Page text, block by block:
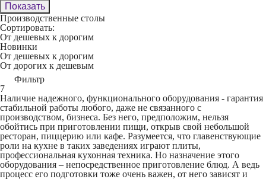
Показать
Производственные столы
Сортировать:
От дешевых к дорогим
Новинки
От дешевых к дорогим
От дорогих к дешевым
Фильтр
7
Наличие надежного, функционального оборудования - гарантия
стабильной работы любого, даже не связанного с
производством, бизнеса. Без него, предположим, нельзя
обойтись при приготовлении пищи, открыв свой небольшой
ресторан, пиццерию или кафе. Разумеется, что главенствующие
роли на кухне в таких заведениях играют плиты,
профессиональная кухонная техника. Но назначение этого
оборудования – непосредственное приготовление блюд. А ведь
процесс его подготовки тоже очень важен, от него зависят и